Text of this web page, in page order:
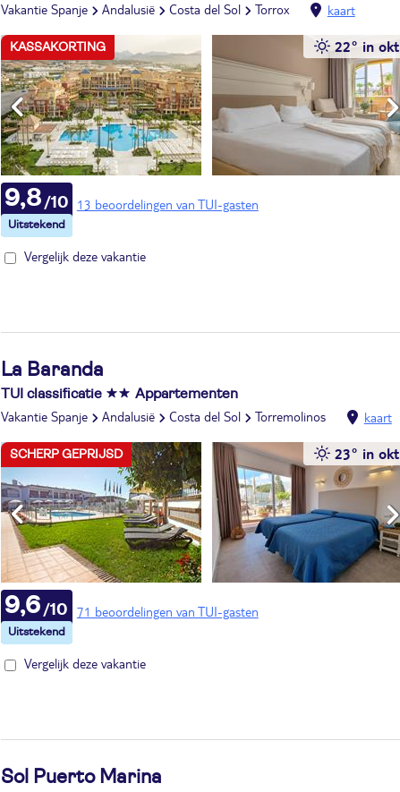
Vakantie Spanje Andalusië Costa del Sol Torrox kaart
22° in okt
KASSAKORTING
13 beoordelingen van TUI-gasten
9,8
Vergelijk deze vakantie
La Baranda
TUI classificatie Appartementen
Vakantie Spanje Andalusië Costa del Sol Torremolinos kaart
23° in okt
SCHERP GEPRIJSD
71 beoordelingen van TUI-gasten
9,6
Vergelijk deze vakantie
Sol Puerto Marina